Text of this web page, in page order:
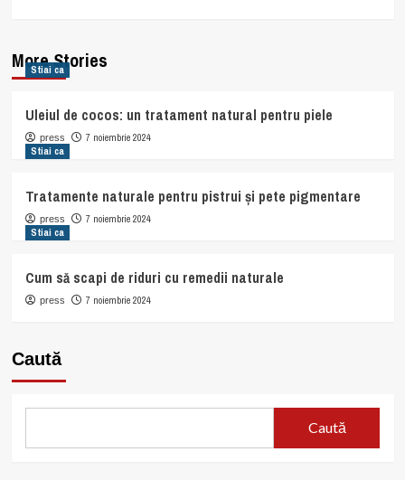
More Stories
Stiai ca
Uleiul de cocos: un tratament natural pentru piele
press
7 noiembrie 2024
Stiai ca
Tratamente naturale pentru pistrui și pete pigmentare
press
7 noiembrie 2024
Stiai ca
Cum să scapi de riduri cu remedii naturale
press 7 noiembrie 2024
Caută
Caută